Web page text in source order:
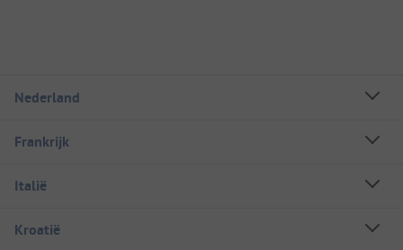
Nederland
Frankrijk
Italië
Kroatië